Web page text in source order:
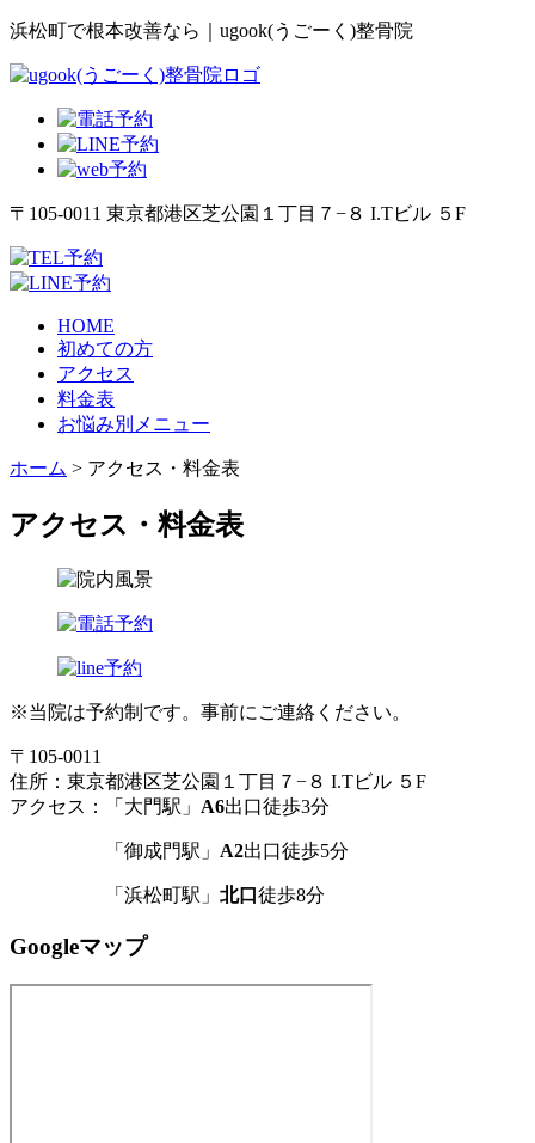
浜松町で根本改善なら｜ugook(うごーく)整骨院
〒105-0011 東京都港区芝公園１丁目７−８ I.Tビル ５F
HOME
初めての方
アクセス
料金表
お悩み別メニュー
ホーム > アクセス・料金表
アクセス・料金表
※当院は予約制です。事前にご連絡ください。
〒105-0011
住所：東京都港区芝公園１丁目７−８ I.Tビル ５F
アクセス：「大門駅」 A6出口徒歩3分
「御成門駅」 A2出口徒歩5分
「浜松町駅」 北口 徒歩8分
Googleマップ